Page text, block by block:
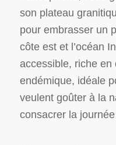
son plateau
pour embrasser un
côte est et l’océan
accessible, riche en
endémique, idéale
veulent goûter à la
consacrer la